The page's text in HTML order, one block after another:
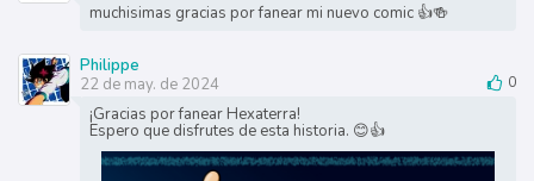
muchisimas gracias por fanear mi nuevo comic 👍🍻
Philippe
22 de may. de 2024
0
¡Gracias por fanear Hexaterra!
Espero que disfrutes de esta historia. 😊👍